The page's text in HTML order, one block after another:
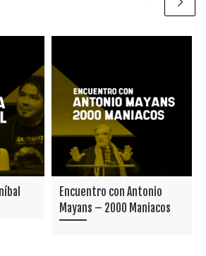
Encuentro con Antonio
Mayans – 2000 Maniacos